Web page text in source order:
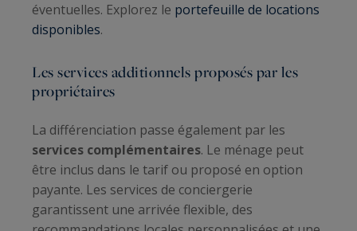
éventuelles. Explorez le portefeuille de locations
disponibles.
Les services additionnels proposés par les
propriétaires
La différenciation passe également par les
services complémentaires. Le ménage peut
être inclus dans le tarif ou proposé en option
payante. Les services de conciergerie
garantissent une arrivée flexible, des